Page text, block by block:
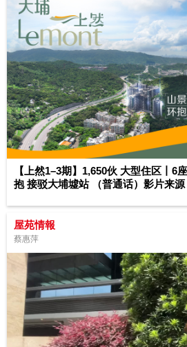
【上然1–3期】1,650伙 大型住区丨6
抱 接驳大埔墟站 （普通话）影片来
屋苑情報
蔡惠萍